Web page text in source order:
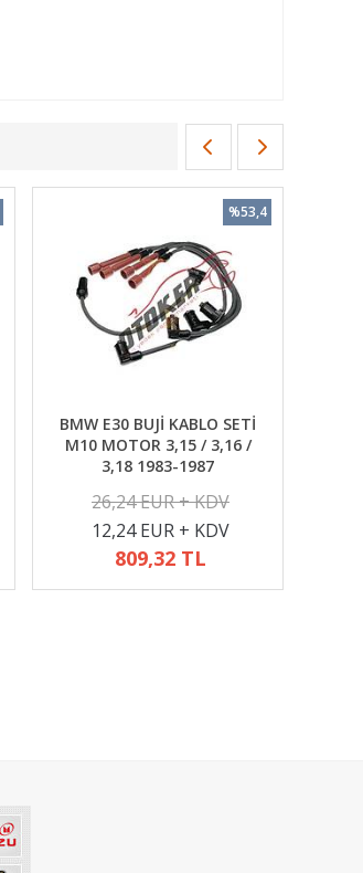
BMW E30 BUJİ KABLO SETİ
M10 MOTOR 3,15 / 3,16 /
3,18 1983-1987
26,24 EUR + KDV
12,24 EUR + KDV
809,32 TL
%53,4